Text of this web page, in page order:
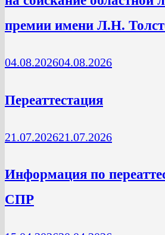
премии имени Л.Н.
04.08.202604.08.2026
Переаттестация
21.07.202621.07.2026
Информация по
СПР